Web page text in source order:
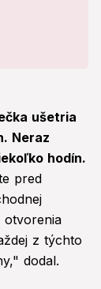
ušetria
Neraz
hodín.
pred
otvorenia
z týchto
dodal.